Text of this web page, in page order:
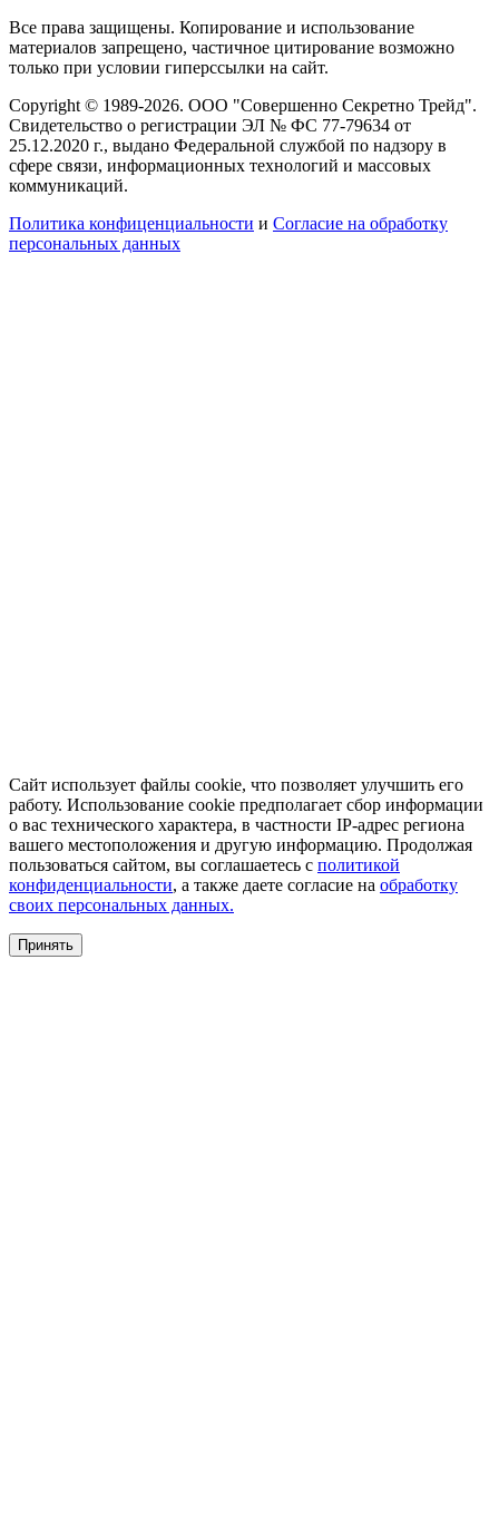
Все права защищены. Копирование и использование
материалов запрещено, частичное цитирование возможно
только при условии гиперссылки на сайт.
Copyright © 1989-2026. ООО "Совершенно Секретно Трейд".
Свидетельство о регистрации ЭЛ № ФС 77-79634 от
25.12.2020 г., выдано Федеральной службой по надзору в
сфере связи, информационных технологий и массовых
коммуникаций.
Политика конфиценциальности и Согласие на обработку
персональных данных
Сайт использует файлы cookie, что позволяет улучшить его
работу. Использование cookie предполагает сбор информации
о вас технического характера, в частности IP-адрес региона
вашего местоположения и другую информацию. Продолжая
пользоваться сайтом, вы соглашаетесь с политикой
конфиденциальности, а также даете согласие на обработку
своих персональных данных.
Принять